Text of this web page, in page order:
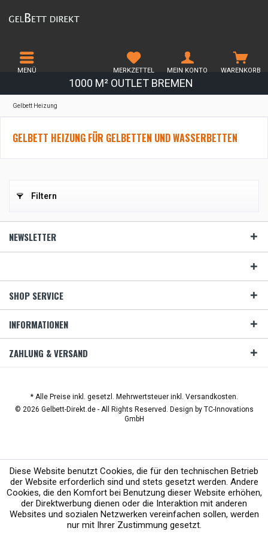
1000 M² OUTLET BREMEN
MENÜ WARENKORB
MERKZETTEL MEIN KONTO
Gelbett Heizung
GELBETT HEIZUNG FÜR GELBETTEN UND WASSERBETTEN
Filtern
NEWSLETTER
SHOP SERVICE
INFORMATIONEN
ZAHLUNG & VERSAND
* Alle Preise inkl. gesetzl. Mehrwertsteuer inkl. Versandkosten.
© 2026 Gelbett-Direkt.de - All Rights Reserved. Design by TC-Innovations
GmbH
Diese Website benutzt Cookies, die für den technischen Betrieb
der Website erforderlich sind und stets gesetzt werden. Andere
Cookies, die den Komfort bei Benutzung dieser Website erhöhen,
der Direktwerbung dienen oder die Interaktion mit anderen
Websites und sozialen Netzwerken vereinfachen sollen, werden
nur mit Ihrer Zustimmung gesetzt.